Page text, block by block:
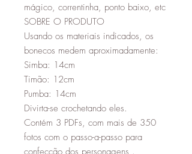
mágico, correntinha, ponto baixo, etc
SOBRE O PRODUTO
Usando os materiais indicados, os
bonecos medem aproximadamente:
Simba: 14cm
Timão: 12cm
Pumba: 14cm
Divirta-se crochetando eles.
Contém 3 PDFs, com mais de 350
fotos com o passo-a-passo para